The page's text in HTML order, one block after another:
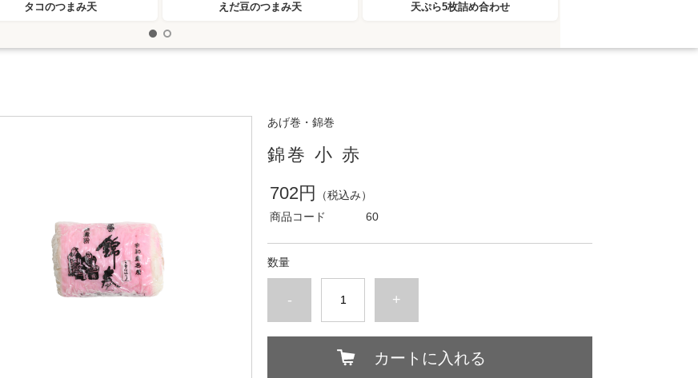
タコのつまみ天 えだ豆のつまみ天 天ぷら5枚詰め合わせ
あげ巻・錦巻
錦巻 小 赤
702円
（税込み）
商品コード
60
数量
- +
カートに入れる